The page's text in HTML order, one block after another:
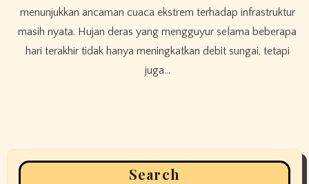
menunjukkan ancaman cuaca ekstrem terhadap infrastruktur
masih nyata. Hujan deras yang mengguyur selama beberapa
hari terakhir tidak hanya meningkatkan debit sungai, tetapi
juga…
Search